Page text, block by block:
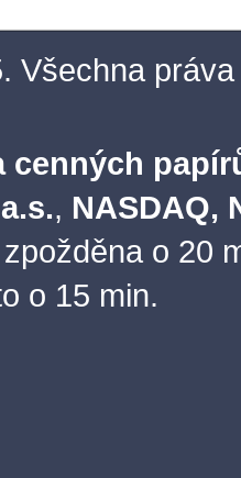
Všechna práva
cenných
, NASDAQ,
o 20
o 15 min.